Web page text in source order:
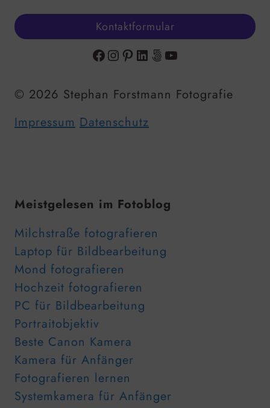
Kontaktformular
Facebook
Instagram
Pinterest
LinkedIn
500px
YouTube
© 2026 Stephan Forstmann Fotografie
Impressum Datenschutz
Meistgelesen im Fotoblog
Milchstraße fotografieren
Laptop für Bildbearbeitung
Mond fotografieren
Hochzeit fotografieren
PC für Bildbearbeitung
Portraitobjektiv
Beste Canon Kamera
Kamera für Anfänger
Fotografieren lernen
Systemkamera für Anfänger